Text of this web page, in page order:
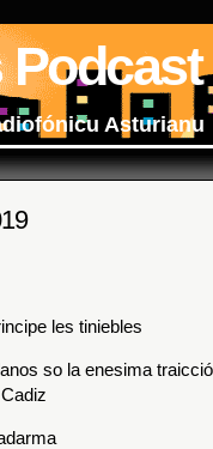
Asturianu
les tiniebles
so la enesima